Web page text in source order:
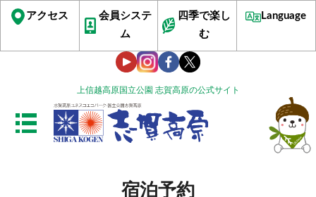
上信越高原国立公園 志賀高原の公式サイト
アクセス
会員システ
ム
四季で楽し
む
Language
宿泊予約